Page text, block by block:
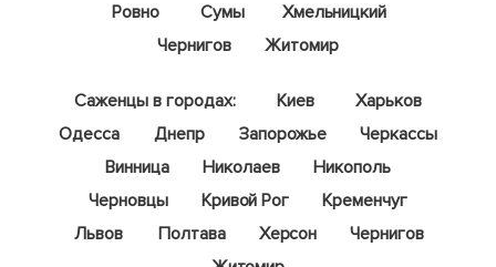
Ровно
Сумы
Хмельницкий
Чернигов
Житомир
Саженцы в городах: Киев
Харьков
Одесса
Днепр Запорожье
Черкассы
Винница
Николаев
Никополь
Черновцы
Кривой Рог
Кременчуг
Львов
Полтава Херсон
Чернигов